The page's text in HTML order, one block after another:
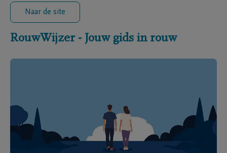
Naar de site
RouwWijzer - Jouw gids in rouw